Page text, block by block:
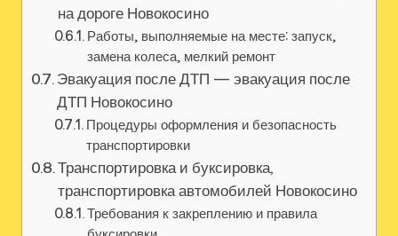
на дороге Новокосино
Работы‚ выполняемые на месте: запуск‚
замена колеса‚ мелкий ремонт
Эвакуация после ДТП — эвакуация после
ДТП Новокосино
Процедуры оформления и безопасность
транспортировки
Транспортировка и буксировка,
транспортировка автомобилей Новокосино
Требования к закреплению и правила